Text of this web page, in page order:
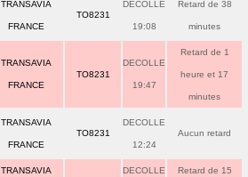
TRANSAVIA
FRANCE
TO8231
DECOLLE
19:08
Retard de 38
minutes
TRANSAVIA
FRANCE
TO8231
DECOLLE
19:47
Retard de 1
heure et 17
minutes
TRANSAVIA
FRANCE
TO8231
DECOLLE
12:24
Aucun retard
TRANSAVIA DECOLLE Retard de 15